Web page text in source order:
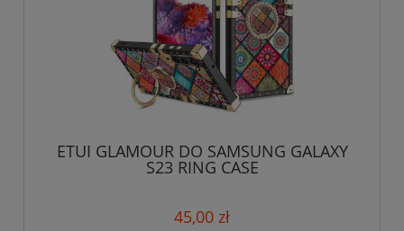
ETUI GLAMOUR DO SAMSUNG GALAXY
S23 RING CASE
45,00 zł